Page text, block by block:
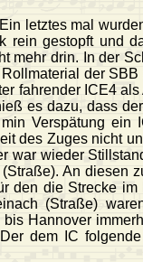
letztes mal
rein gestopft
mehr drin. In der
der
fahrender ICE4
es dazu, dass
Verspätung
des Zuges nicht
war wieder
An diesen
den die Strecke
(Straße)
Hannover
dem IC